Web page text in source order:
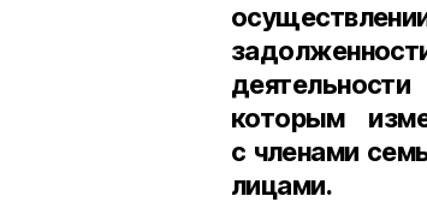
которым
с членами
лицами.